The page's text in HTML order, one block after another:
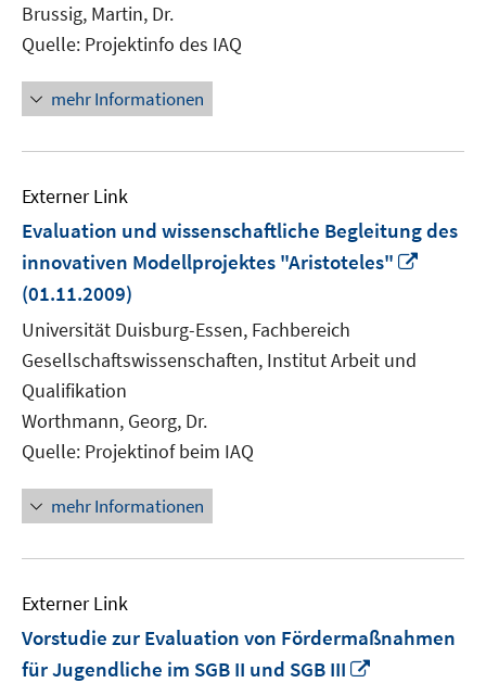
Brussig, Martin, Dr.
Quelle: Projektinfo des IAQ
mehr Informationen
Externer Link
Evaluation und wissenschaftliche Begleitung des
innovativen Modellprojektes "Aristoteles"
(01.11.2009)
Universität Duisburg-Essen, Fachbereich
Gesellschaftswissenschaften, Institut Arbeit und
Qualifikation
Worthmann, Georg, Dr.
Quelle: Projektinof beim IAQ
mehr Informationen
Externer Link
Vorstudie zur Evaluation von Fördermaßnahmen
für Jugendliche im SGB II und SGB III